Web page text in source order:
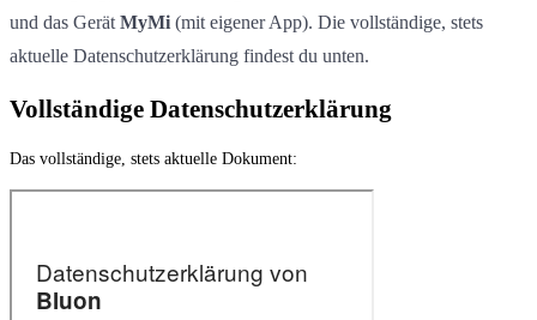
und das Gerät MyMi (mit eigener App). Die vollständige, stets
aktuelle Datenschutzerklärung findest du unten.
Vollständige Datenschutzerklärung
Das vollständige, stets aktuelle Dokument: